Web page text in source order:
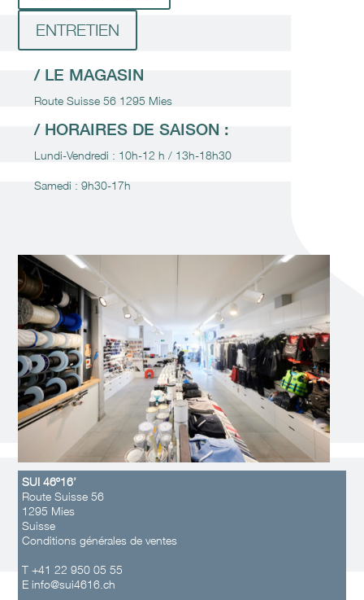
ENTRETIEN
/ LE MAGASIN
Route Suisse 56 1295 Mies
/ HORAIRES DE SAISON :
Lundi-Vendredi : 10h-12 h / 13h-18h30
Samedi : 9h30-17h
SUI 46º16’
Route Suisse 56
1295 Mies
Suisse
Conditions générales de ventes
T +41 22 950 05 55
E info@sui4616.ch